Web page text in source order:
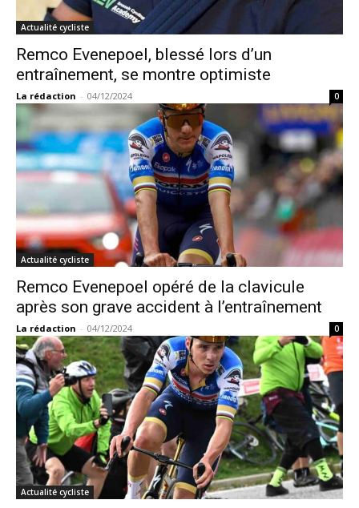
Actualité cycliste
Remco Evenepoel, blessé lors d’un
entraînement, se montre optimiste
La rédaction - 04/12/2024 0
Actualité cycliste
Remco Evenepoel opéré de la clavicule
après son grave accident à l’entraînement
La rédaction - 04/12/2024 0
Actualité cycliste